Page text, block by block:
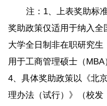
注：1、上表奖助标准
奖助政策仅适用于纳入
大学全日制非在职研究
用于工商管理硕士（MBA
4、具体奖助政策以《北
理办法（试行）》（校发